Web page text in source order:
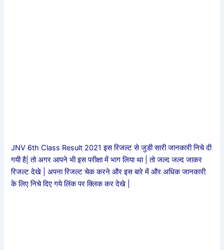
JNV 6th Class Result 2021 इस रिजल्ट से जुडी सारी जानकारी निचे दी
गयी है| तो अगर आपने भी इस परीक्षा में भाग लिया था | तो जल्द जल्द जाकर
रिजल्ट देखे | अपना रिजल्ट चेक करने और इस बारे में और अधिक जानकारी
के लिए निचे दिए गये लिंक पर क्लिक कर देखे |